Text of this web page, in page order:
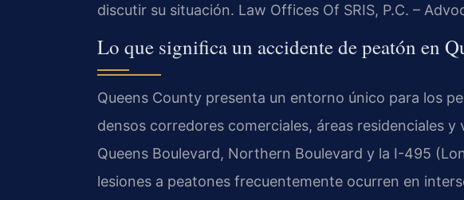
discutir su situación. Law Offices Of SRIS, P.C. –
Lo que significa un accidente de peatón en
Queens County presenta un entorno único para los
densos corredores comerciales, áreas residenciales
Queens Boulevard, Northern Boulevard y la I-495
lesiones a peatones frecuentemente ocurren en